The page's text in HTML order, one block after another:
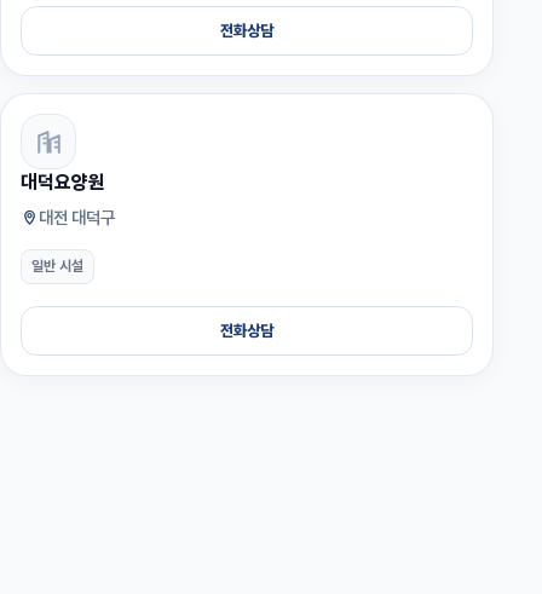
전화상담
대덕요양원
대전 대덕구
일반 시설
전화상담